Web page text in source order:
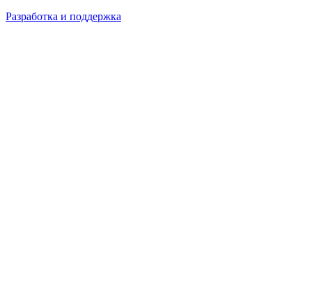
Разработка и поддержка